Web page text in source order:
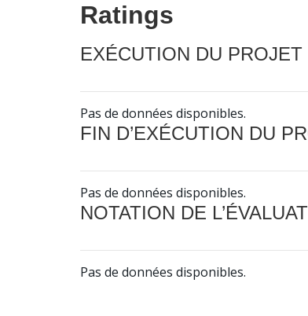
Ratings
EXÉCUTION DU PROJET
Pas de données disponibles.
FIN D’EXÉCUTION DU
Pas de données disponibles.
NOTATION DE
Pas de données disponibles.